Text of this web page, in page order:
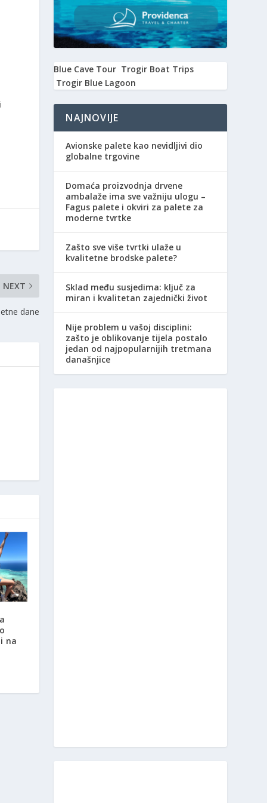
NEXT
dane
na
Blue Cave Tour Trogir Boat Trips
Trogir Blue Lagoon
NAJNOVIJE
Avionske palete kao nevidljivi dio
globalne trgovine
Domaća proizvodnja drvene
ambalaže ima sve važniju ulogu –
Fagus palete i okviri za palete za
moderne tvrtke
Zašto sve više tvrtki ulaže u
kvalitetne brodske palete?
Sklad među susjedima: ključ za
miran i kvalitetan zajednički život
Nije problem u vašoj disciplini:
zašto je oblikovanje tijela postalo
jedan od najpopularnijih tretmana
današnjice